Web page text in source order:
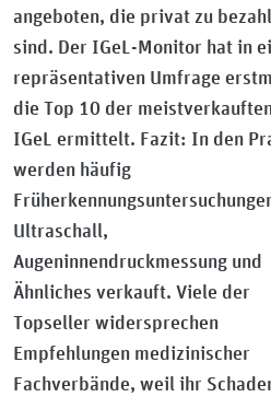
angeboten, die privat zu
sind. Der IGeL-Monitor hat in
repräsentativen Umfrage
die Top 10 der
IGeL ermittelt. Fazit: In den
werden häufig
Ultraschall,
Augeninnendruckmessung und
Ähnliches verkauft. Viele der
Topseller widersprechen
Empfehlungen medizinischer
Fachverbände, weil ihr